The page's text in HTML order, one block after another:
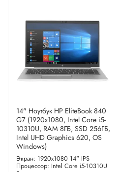
14" Ноутбук HP EliteBook 840
G7 (1920x1080, Intel Core i5-
10310U, RAM 8ГБ, SSD 256ГБ,
Intel UHD Graphics 620, OS
Windows)
Экран: 1920x1080 14" IPS
Процессор: Intel Core i5-10310U